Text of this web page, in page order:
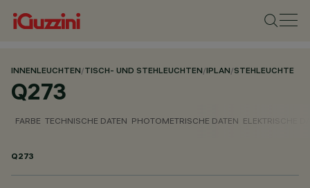
INNENLEUCHTEN/TISCH- UND STEHLEUCHTEN/IPLAN/STEHLEUCHTE
Q273
FARBE TECHNISCHE DATEN PHOTOMETRISCHE DATEN ELEKTRISCHE
Q273